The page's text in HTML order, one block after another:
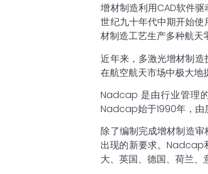
增材制造利用CAD软件
世纪九十年代中期开始
材制造工艺生产多种航天
近年来，多激光增材制
在航空航天市场中极大地
Nadcap 是由行业管理
Nadcap始于1990年，由
除了编制完成增材制造
出现的新要求。Nadcap
大、英国、德国、荷兰